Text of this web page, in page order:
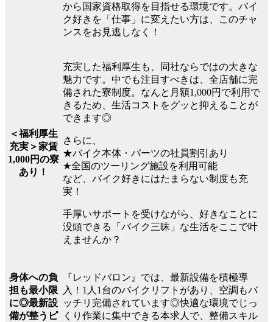
から国家資格取得を目指せる環境です。バイ
ク好きを「仕事」に変えたい方は、このチャ
ンスをお見逃しなく！
＜福利厚生
充実＞家賃
1,000円の寮
あり！
充実した福利厚生も、同社ならではの大きな
魅力です。中でも注目すべきは、全店舗に完
備された寮制度。なんと月額1,000円で利用で
きるため、生活コストをグッと抑えることが
できます◎
さらに、
★バイク本体・パーツの社員割引あり
★全国のツーリング施設を利用可能
など、バイク好きにはたまらない制度も充
実！
手厚いサポートを受けながら、好きなことに
没頭できる「バイク三昧」な生活をここで叶
えませんか？
身体への負
担も最小限
に◎最新設
備が整うピ
『レッドバロン』では、最新設備を積極導
入！1人1台のバイクリフトがあり、空調もバ
ッチリ完備されています◎快適な環境でじっ
くり作業に集中できる本求人で、整備スキル